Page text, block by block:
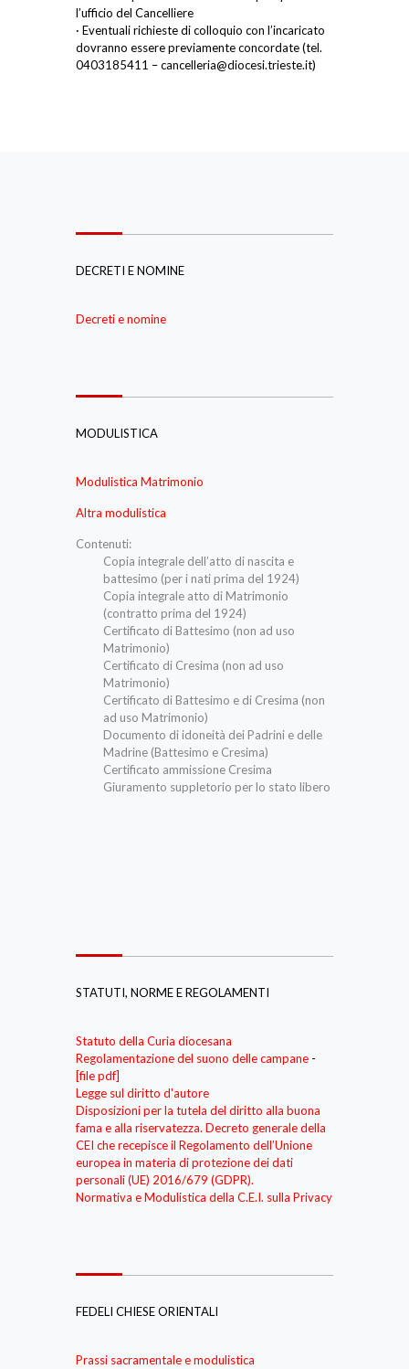
l’ufficio del Cancelliere
· Eventuali richieste di colloquio con l’incaricato
dovranno essere previamente concordate (tel.
0403185411 – cancelleria@diocesi.trieste.it)
DECRETI E NOMINE
Decreti e nomine
MODULISTICA
Modulistica Matrimonio
Altra modulistica
Contenuti:
Copia integrale dell’atto di nascita e
battesimo (per i nati prima del 1924)
Copia integrale atto di Matrimonio
(contratto prima del 1924)
Certificato di Battesimo (non ad uso
Matrimonio)
Certificato di Cresima (non ad uso
Matrimonio)
Certificato di Battesimo e di Cresima (non
ad uso Matrimonio)
Documento di idoneità dei Padrini e delle
Madrine (Battesimo e Cresima)
Certificato ammissione Cresima
Giuramento suppletorio per lo stato libero
STATUTI, NORME E REGOLAMENTI
Statuto della Curia diocesana
Regolamentazione del suono delle campane -
[file pdf]
Legge sul diritto d'autore
Disposizioni per la tutela del diritto alla buona
fama e alla riservatezza. Decreto generale della
CEI che recepisce il Regolamento dell’Unione
europea in materia di protezione dei dati
personali (UE) 2016/679 (GDPR).
Normativa e Modulistica della C.E.I. sulla Privacy
FEDELI CHIESE ORIENTALI
Prassi sacramentale e modulistica